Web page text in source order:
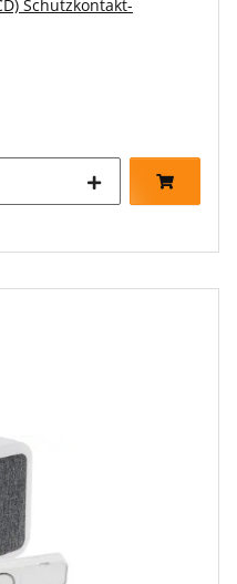
Schutzkontakt-